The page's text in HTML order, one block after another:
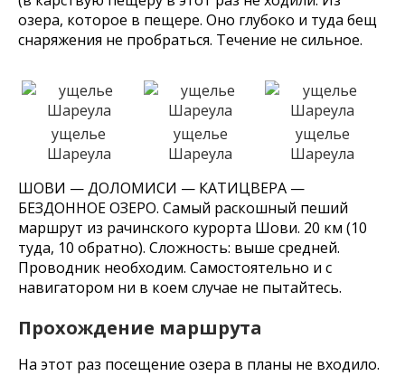
озера, которое в пещере. Оно глубоко и туда бещ
снаряжения не пробраться. Течение не сильное.
ущелье
Шареула
ущелье
Шареула
ущелье
Шареула
ШОВИ — ДОЛОМИСИ — КАТИЦВЕРА —
БЕЗДОННОЕ ОЗЕРО. Самый раскошный пеший
маршрут из рачинского курорта Шови. 20 км (10
туда, 10 обратно). Сложность: выше средней.
Проводник необходим. Самостоятельно и с
навигатором ни в коем случае не пытайтесь.
Прохождение маршрута
На этот раз посещение озера в планы не входило.